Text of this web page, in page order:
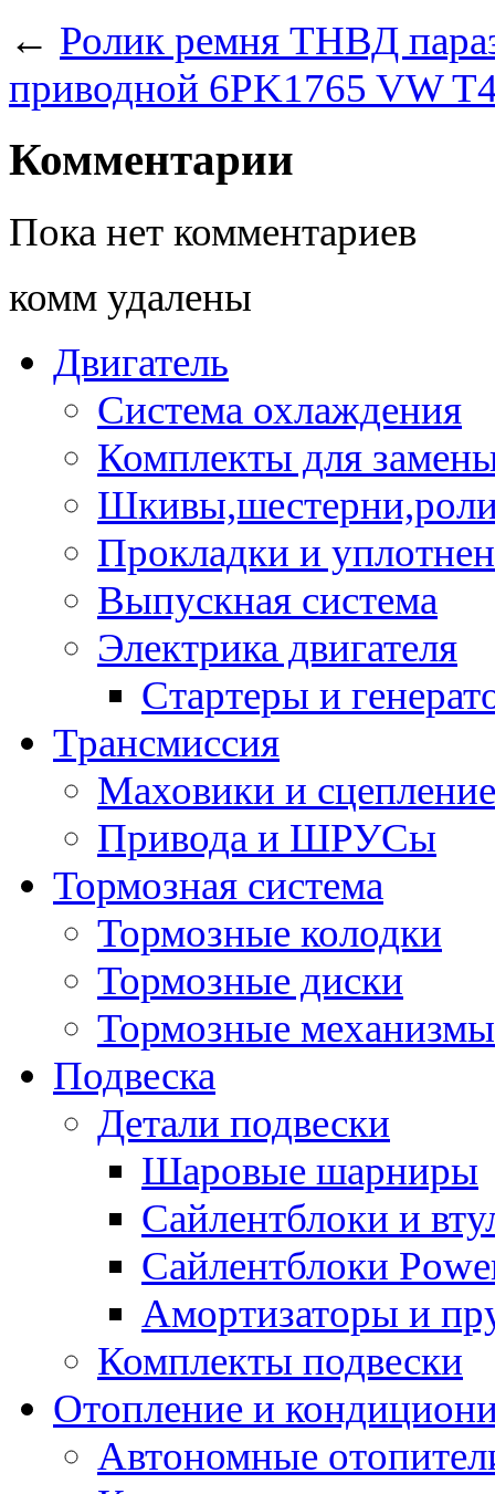
← Ролик ремня ТНВД
приводной 6PK1765 VW
Комментарии
Пока нет комментариев
комм удалены
Двигатель
Система охлаждения
Комплекты для
Прокладки и
Выпускная система
Электрика двигателя
Стартеры и
Трансмиссия
Маховики и сцепление
Привода и ШРУСы
Тормозная система
Тормозные колодки
Тормозные диски
Тормозные механизмы
Подвеска
Детали подвески
Шаровые шарниры
Сайлентблоки и
Сайлентблоки
Амортизаторы и
Комплекты подвески
Отопление и
Автономные